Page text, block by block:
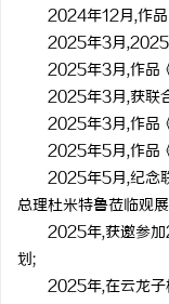
2024年12月,作
2025年3月,2025
2025年3月,作品
2025年3月,获联
2025年3月,作品
2025年5月,作品
2025年5月,纪念
总理杜米特鲁莅临观
2025年,获邀参
划;
2025年,在云龙子